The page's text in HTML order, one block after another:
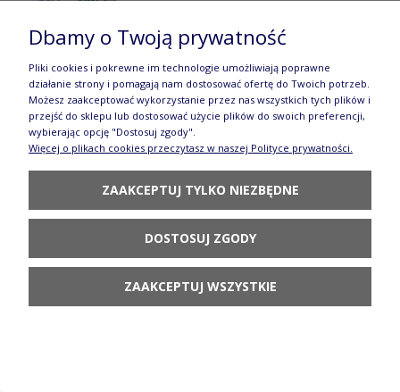
Filiżanka Ceramika Bolesławiec V 0,35 L GU1379
DEK890
Dbamy o Twoją prywatność
Pliki cookies i pokrewne im technologie umożliwiają poprawne
działanie strony i pomagają nam dostosować ofertę do Twoich potrzeb.
Możesz zaakceptować wykorzystanie przez nas wszystkich tych plików i
przejść do sklepu lub dostosować użycie plików do swoich preferencji,
wybierając opcję "Dostosuj zgody".
Więcej o plikach cookies przeczytasz w naszej Polityce prywatności.
ZAAKCEPTUJ TYLKO NIEZBĘDNE
DOSTOSUJ ZGODY
ZAAKCEPTUJ WSZYSTKIE